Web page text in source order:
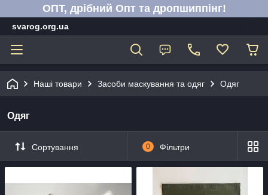
ОПТ, дрібний Опт та дропшиппінг!
svarog.org.ua
Наші товари Засоби маскування та одяг Одяг
Одяг
Сортування 0 Фільтри